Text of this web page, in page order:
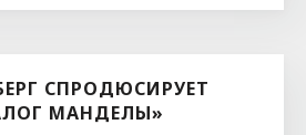
СПРОДЮСИРУЕТ
МАНДЕЛЫ»